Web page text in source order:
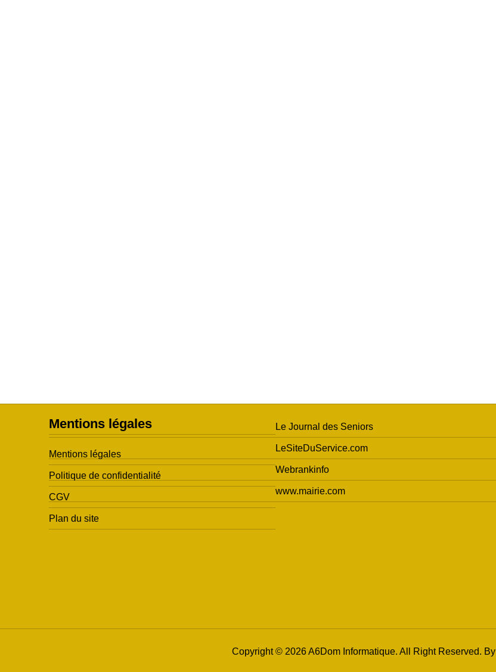
Mentions légales
Mentions légales
Politique de confidentialité
CGV
Plan du site
Le Journal des Seniors
LeSiteDuService.com
Webrankinfo
www.mairie.com
Copyright © 2026 A6Dom Informatique. All Right Reserved. By